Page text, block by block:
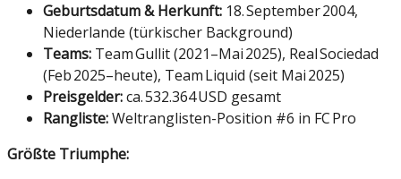
Geburtsdatum & Herkunft: 18. September 2004,
Niederlande (türkischer Background)
Teams: Team Gullit (2021–Mai 2025), Real Sociedad
(Feb 2025–heute), Team Liquid (seit Mai 2025)
Preisgelder:ca. 532.364 USD gesamt
Rangliste:Weltranglisten-Position #6 in FC Pro
Größte Triumphe: